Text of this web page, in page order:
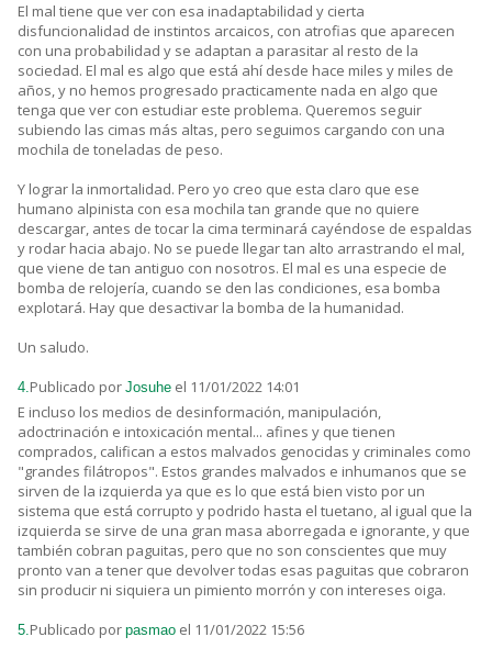
El mal tiene que ver con esa inadaptabilidad y cierta
disfuncionalidad de instintos arcaicos, con atrofias que aparecen
con una probabilidad y se adaptan a parasitar al resto de la
sociedad. El mal es algo que está ahí desde hace miles y miles de
años, y no hemos progresado practicamente nada en algo que
tenga que ver con estudiar este problema. Queremos seguir
subiendo las cimas más altas, pero seguimos cargando con una
mochila de toneladas de peso.
Y lograr la inmortalidad. Pero yo creo que esta claro que ese
humano alpinista con esa mochila tan grande que no quiere
descargar, antes de tocar la cima terminará cayéndose de espaldas
y rodar hacia abajo. No se puede llegar tan alto arrastrando el mal,
que viene de tan antiguo con nosotros. El mal es una especie de
bomba de relojería, cuando se den las condiciones, esa bomba
explotará. Hay que desactivar la bomba de la humanidad.
Un saludo.
4.Publicado por Josuhe el 11/01/2022 14:01
E incluso los medios de desinformación, manipulación,
adoctrinación e intoxicación mental... afines y que tienen
comprados, califican a estos malvados genocidas y criminales como
"grandes filátropos". Estos grandes malvados e inhumanos que se
sirven de la izquierda ya que es lo que está bien visto por un
sistema que está corrupto y podrido hasta el tuetano, al igual que la
izquierda se sirve de una gran masa aborregada e ignorante, y que
también cobran paguitas, pero que no son conscientes que muy
pronto van a tener que devolver todas esas paguitas que cobraron
sin producir ni siquiera un pimiento morrón y con intereses oiga.
5.Publicado por pasmao el 11/01/2022 15:56